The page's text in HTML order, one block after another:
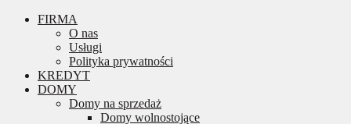
FIRMA
O nas
Usługi
Polityka prywatności
KREDYT
DOMY
Domy na sprzedaż
Domy wolnostojące